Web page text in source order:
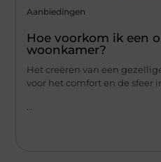
Aanbiedingen
Hoe voorkom ik een
woonkamer?
Het creëren van een
voor het comfort en de sfeer